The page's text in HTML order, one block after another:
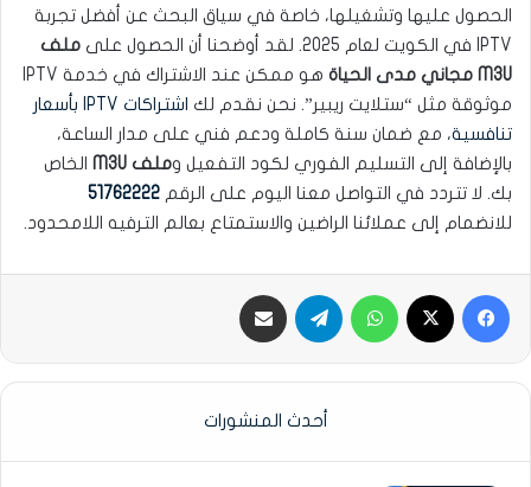
الحصول عليها وتشغيلها، خاصة في سياق البحث عن أفضل تجربة
IPTV في الكويت لعام 2025. لقد أوضحنا أن الحصول على
ملف
M3U مجاني مدى الحياة
هو ممكن عند الاشتراك في خدمة IPTV
موثوقة مثل “ستلايت ريبير”. نحن نقدم لك
اشتراكات IPTV بأسعار
تنافسية، مع ضمان سنة كاملة ودعم فني على مدار الساعة،
بالإضافة إلى التسليم الفوري لكود التفعيل وملف M3U
الخاص
بك. لا تتردد في التواصل معنا اليوم على الرقم 51762222
للانضمام إلى عملائنا الراضين والاستمتاع بعالم الترفيه اللامحدود.
فيسبوك واتساب تيلقرام
أحدث المنشورات